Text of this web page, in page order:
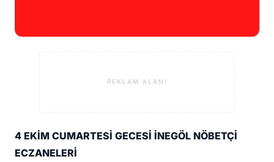
REKLAM ALANI
4 EKİM CUMARTESİ GECESİ İNEGÖL NÖBETÇİ
ECZANELERİ